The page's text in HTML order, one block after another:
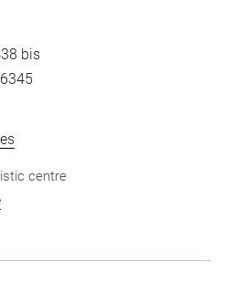
bis
centre